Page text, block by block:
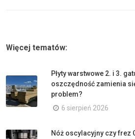
Więcej tematów:
Płyty warstwowe 2. i 3.
oszczędność zamienia
problem?
6 sierpień 2026
Nóż oscylacyjny czy frez